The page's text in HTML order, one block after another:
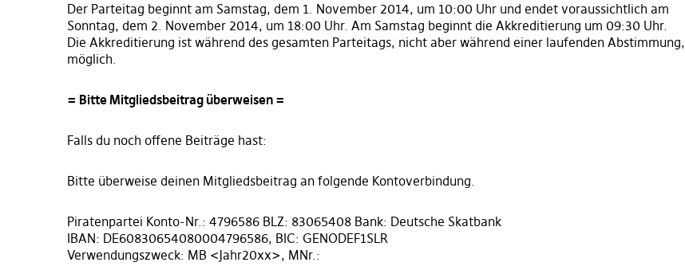
Der Parteitag beginnt am Samstag, dem 1. November 2014, um 10:00 Uhr und endet voraussichtlich am
Sonntag, dem 2. November 2014, um 18:00 Uhr. Am Samstag beginnt die Akkreditierung um 09:30 Uhr.
Die Akkreditierung ist während des gesamten Parteitags, nicht aber während einer laufenden Abstimmung,
möglich.
= Bitte Mitgliedsbeitrag überweisen =
Falls du noch offene Beiträge hast:
Bitte überweise deinen Mitgliedsbeitrag an folgende Kontoverbindung.
Piratenpartei Konto-Nr.: 4796586 BLZ: 83065408 Bank: Deutsche Skatbank
IBAN: DE60830654080004796586, BIC: GENODEF1SLR
Verwendungszweck: MB <Jahr20xx>, MNr.: